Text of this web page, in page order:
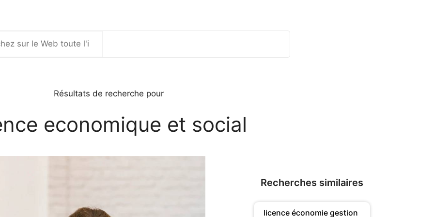
Résultats de recherche pour
economique et social
Recherches similaires
licence économie gestion